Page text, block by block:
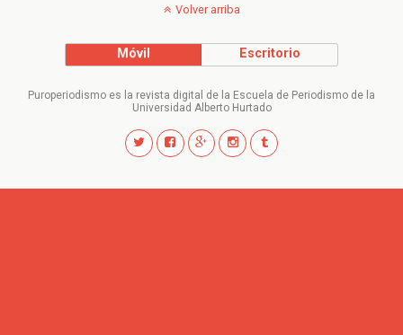
Volver arriba
Móvil Escritorio
Puroperiodismo es la revista digital de la Escuela de Periodismo de la
Universidad Alberto Hurtado